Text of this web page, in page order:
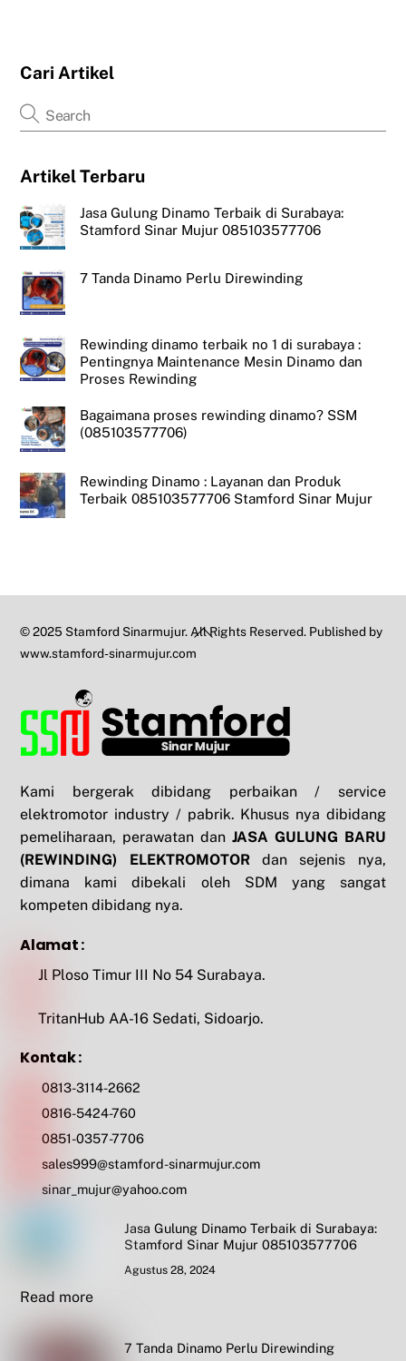
Cari Artikel
Artikel Terbaru
Jasa Gulung Dinamo Terbaik di Surabaya:
Stamford Sinar Mujur 085103577706
7 Tanda Dinamo Perlu Direwinding
Rewinding dinamo terbaik no 1 di surabaya :
Pentingnya Maintenance Mesin Dinamo dan
Proses Rewinding
Bagaimana proses rewinding dinamo? SSM
(085103577706)
Rewinding Dinamo : Layanan dan Produk
Terbaik 085103577706 Stamford Sinar Mujur
Back
© 2025 Stamford Sinarmujur. All Rights Reserved. Published by
www.stamford-sinarmujur.com
Kami bergerak dibidang perbaikan / service
elektromotor industry / pabrik. Khusus nya dibidang
pemeliharaan, perawatan dan JASA GULUNG BARU
(REWINDING) ELEKTROMOTOR dan sejenis nya,
dimana kami dibekali oleh SDM yang sangat
kompeten dibidang nya.
Alamat :
Jl Ploso Timur III No 54 Surabaya.
TritanHub AA-16 Sedati, Sidoarjo.
Kontak :
0813-3114-2662
0816-5424-760
0851-0357-7706
sales999@stamford-sinarmujur.com
sinar_mujur@yahoo.com
Jasa Gulung Dinamo Terbaik di Surabaya:
Stamford Sinar Mujur 085103577706
Agustus 28, 2024
Read more
7 Tanda Dinamo Perlu Direwinding